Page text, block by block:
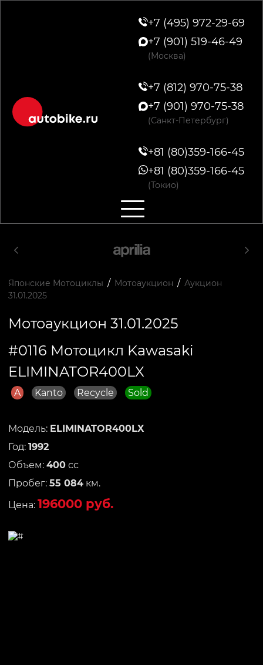
+7 (495) 972-29-69
+7 (901) 519-46-49
(Москва)
+7 (812) 970-75-38
+7 (901) 970-75-38
(Санкт-Петербург)
+81 (80)359-166-45
+81 (80)359-166-45
(Токио)
Японские Мотоциклы / Мотоаукцион / Аукцион
31.01.2025
Мотоаукцион 31.01.2025
#0116 Мотоцикл Kawasaki
ELIMINATOR400LX
A Kanto Recycle Sold
Модель: ELIMINATOR400LX
Год: 1992
Объем: 400 сс
Пробег: 55 084 км.
Цена: 196000 руб.